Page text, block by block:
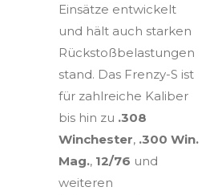
Einsätze entwickelt
und hält auch starken
Rückstoßbelastungen
stand. Das Frenzy-S ist
für zahlreiche Kaliber
bis hin zu .308
Winchester, .300 Win.
Mag., 12/76 und
weiteren